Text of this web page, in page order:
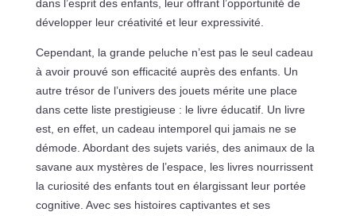
dans l’esprit des enfants, leur offrant l’opportunité de
développer leur créativité et leur expressivité.
Cependant, la grande peluche n’est pas le seul cadeau
à avoir prouvé son efficacité auprès des enfants. Un
autre trésor de l’univers des jouets mérite une place
dans cette liste prestigieuse : le livre éducatif. Un livre
est, en effet, un cadeau intemporel qui jamais ne se
démode. Abordant des sujets variés, des animaux de la
savane aux mystères de l’espace, les livres nourrissent
la curiosité des enfants tout en élargissant leur portée
cognitive. Avec ses histoires captivantes et ses